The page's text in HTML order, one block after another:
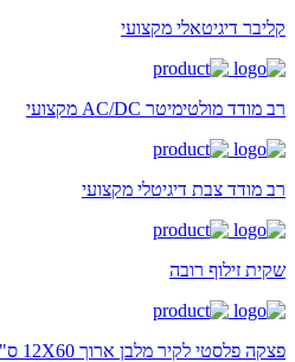
קליבר דיגיטאלי מקצועי
רב מודד מולטימיטר AC/DC מקצועי
רב מודד צבת דיגיטלי מקצועי
שקית זילוף רובה
פצקה פלסטי לקיר מלבן ארוך 12X60 ס"מ